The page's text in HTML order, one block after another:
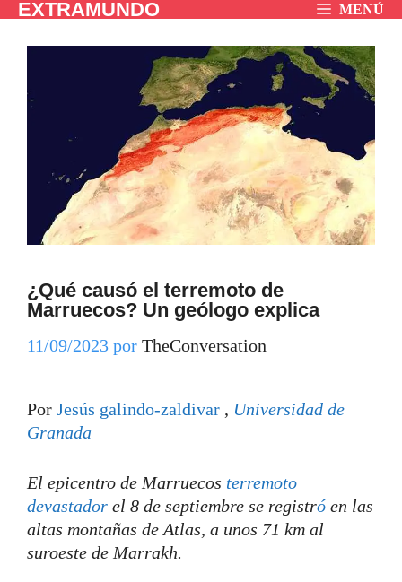
SaltarEXTRAMUNDO MENÚ
¿Qué causó el terremoto de
Marruecos? Un geólogo explica
11/09/2023 por TheConversation
Por Jesús galindo-zaldivar , Universidad de
Granada
El epicentro de Marruecos terremoto
devastador el 8 de septiembre se registró en las
altas montañas de Atlas, a unos 71 km al
suroeste de Marrakh.